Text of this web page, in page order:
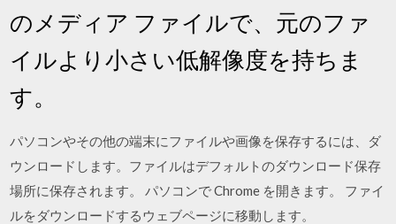
のメディア ファイルで、元のファ
イルより小さい低解像度を持ちま
す。
パソコンやその他の端末にファイルや画像を保存するには、ダ
ウンロードします。ファイルはデフォルトのダウンロード保存
場所に保存されます。 パソコンで Chrome を開きます。 ファイ
ルをダウンロードするウェブページに移動します。